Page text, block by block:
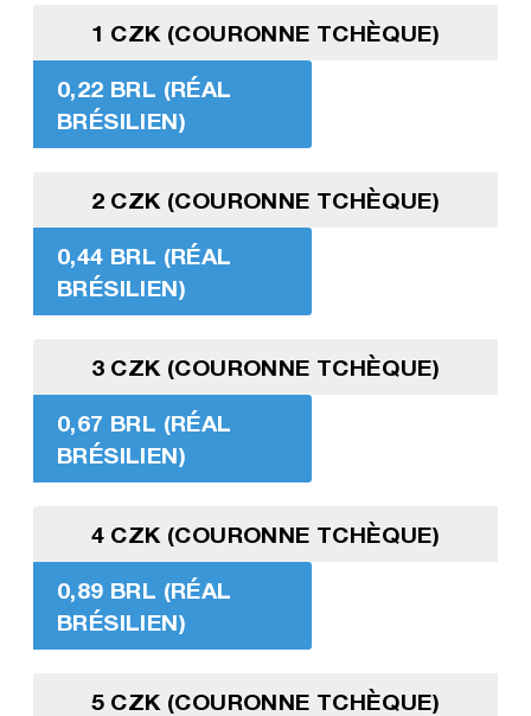
1 CZK (COURONNE TCHÈQUE)
0,22 BRL (RÉAL
BRÉSILIEN)
2 CZK (COURONNE TCHÈQUE)
0,44 BRL (RÉAL
BRÉSILIEN)
3 CZK (COURONNE TCHÈQUE)
0,67 BRL (RÉAL
BRÉSILIEN)
4 CZK (COURONNE TCHÈQUE)
0,89 BRL (RÉAL
BRÉSILIEN)
5 CZK (COURONNE TCHÈQUE)